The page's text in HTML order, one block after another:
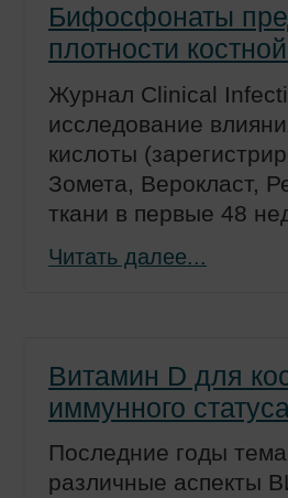
Бифосфонаты
плотности
Журнал Clinical
исследование
кислоты
Зомета, Верокласт,
ткани в первые 48
Читать далее...
Витамин D для
иммунного
Последние годы
различные аспекты